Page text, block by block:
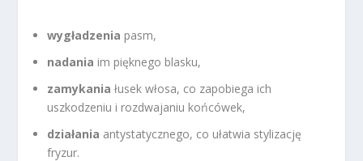
wygładzenia pasm,
nadania im pięknego blasku,
zamykania łusek włosa, co zapobiega ich
uszkodzeniu i rozdwajaniu końcówek,
działania antystatycznego, co ułatwia stylizację
fryzur.